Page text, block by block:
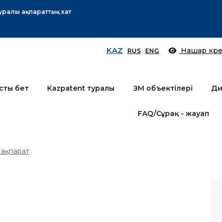
Өтінім берушілер назарына!
KAZ RUS ENG Нашар
бет Kazpatent туралы ЗМ объектілері
FAQ/Сұрақ - жауап